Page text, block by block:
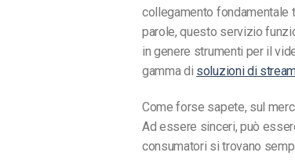
collegamento fondamentale
parole, questo servizio
in genere strumenti per il
gamma di soluzioni di
Come forse sapete, sul
Ad essere sinceri, può
consumatori si trovano